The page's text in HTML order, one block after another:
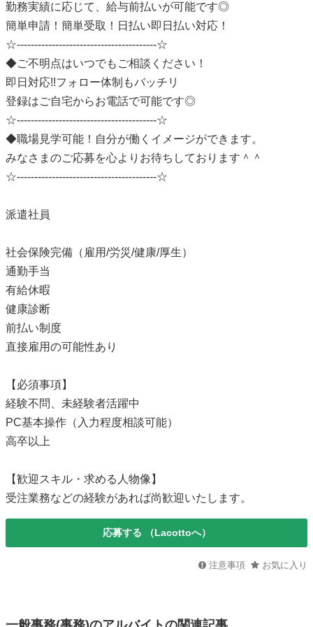
勤務実績に応じて、給与前払いが可能です◎
簡単申請！簡単受取！日払い即日払い対応！
☆----------------------------------------☆
◆ご不明点はいつでもご相談ください！
即日対応!!フォロー体制もバッチリ
登録はご自宅からお電話で可能です◎
☆----------------------------------------☆
◆職場見学可能！自分が働くイメージができます。
みなさまのご応募を心よりお待ちしております＾＾
☆----------------------------------------☆
派遣社員
社会保険完備（雇用/労災/健康/厚生）
通勤手当
有給休暇
健康診断
前払い制度
直接雇用の可能性あり
【必須事項】
経験不問、未経験者活躍中
PC基本操作（入力程度相談可能）
高卒以上
【歓迎スキル・求める人物像】
受注業務などの経験があれば尚歓迎いたします。
応募する （Lacottoへ）
注意事項 お気に入り